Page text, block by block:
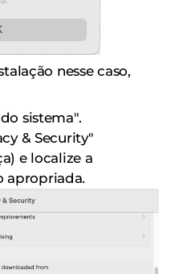
nesse caso,
sistema".
& Security"
e localize a
apropriada.